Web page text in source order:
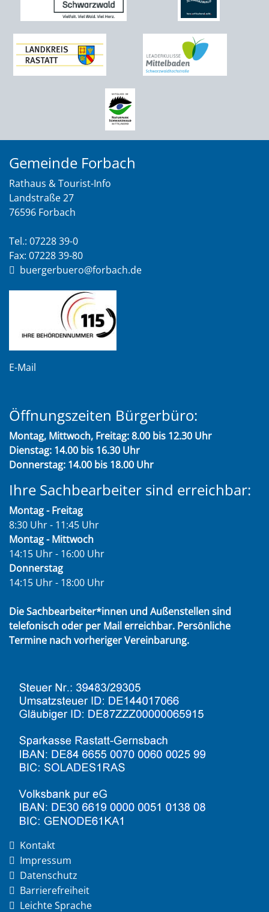
Gemeinde Forbach
Rathaus & Tourist-Info
Landstraße 27
76596 Forbach
Tel.: 07228 39-0
Fax: 07228 39-80
buergerbuero@forbach.de
E-Mail
Öffnungszeiten Bürgerbüro:
Montag, Mittwoch, Freitag: 8.00 bis 12.30 Uhr
Dienstag: 14.00 bis 16.30 Uhr
Donnerstag: 14.00 bis 18.00 Uhr
Ihre Sachbearbeiter sind erreichbar:
Montag - Freitag
8:30 Uhr - 11:45 Uhr
Montag - Mittwoch
14:15 Uhr - 16:00 Uhr
Donnerstag
14:15 Uhr - 18:00 Uhr
Die Sachbearbeiter*innen und Außenstellen sind
telefonisch oder per Mail erreichbar. Persönliche
Termine nach vorheriger Vereinbarung.
Kontakt
Impressum
Datenschutz
Barrierefreiheit
Leichte Sprache